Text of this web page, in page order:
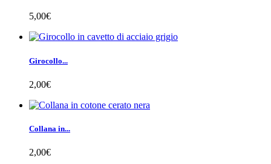
5,00€
Girocollo...
2,00€
Collana in...
2,00€